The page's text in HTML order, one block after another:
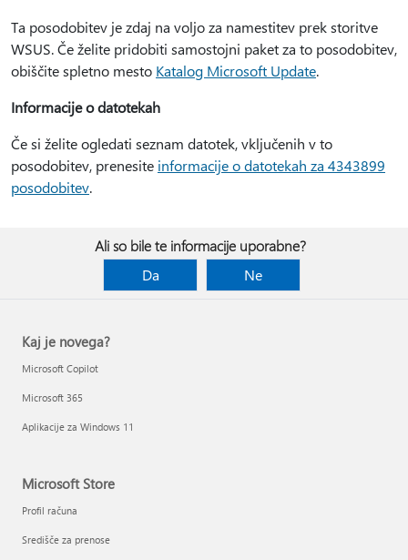
Ta posodobitev je zdaj na voljo za namestitev prek storitve
WSUS. Če želite pridobiti samostojni paket za to posodobitev,
obiščite spletno mesto Katalog Microsoft Update.
Informacije o datotekah
Če si želite ogledati seznam datotek, vključenih v to
posodobitev, prenesite informacije o datotekah za 4343899
posodobitev.
Ali so bile te informacije uporabne?
Da
Ne
Kaj je novega?
Microsoft Copilot
Microsoft 365
Aplikacije za Windows 11
Microsoft Store
Profil računa
Središče za prenose